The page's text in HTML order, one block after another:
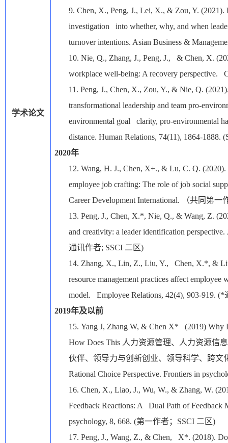
学术论文
9. Chen, X., Peng, J., Lei, X., & Zou, Y. (2021).
investigation into whether, why, and when
turnover intentions. Asian Business &
10. Nie, Q., Zhang, J., Peng, J., & Chen, X.
workplace well-being: A recovery perspective.
11. Peng, J., Chen, X., Zou, Y., & Nie, Q.
transformational leadership and team pro-
environmental goal clarity, pro-environmental
distance. Human Relations, 74(11), 1864-1888.
2020年
12. Wang, H. J., Chen, X+., & Lu, C. Q.
employee job crafting: The role of job social
Career Development International.
（共同第一
13. Peng, J., Chen, X.*, Nie, Q., & Wang, Z.
and creativity: a leader identification
通讯作者; SSCI 二区)
14. Zhang, X., Lin, Z., Liu, Y., Chen, X.*, &
resource management practices affect employee
model. Employee Relations, 42(4), 903-919. (*
2019年及以前
15. Yang J, Zhang W, & Chen X* (2019) Why
How Does This 人力资源管理、人力资源信
伙伴、领导力与创新创业、领导科学、跨文
Rational Choice Perspective. Frontiers in
16. Chen, X., Liao, J., Wu, W., & Zhang, W.
Feedback Reactions: A Dual Path of
psychology, 8, 668. (第一作者； SSCI 二区)
17. Peng, J., Wang, Z., & Chen, X*. (2018).